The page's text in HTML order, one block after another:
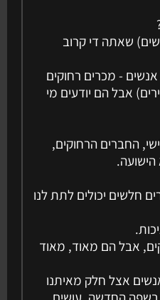
חברים שני (10 אנשים) שאתה די קרוב
- מכרים רחוקים
אבל הם יודעים מי
החברים הרחוקים,
חלשים יכולים לתת לנו
אבל הם מאוד, מאוד
אצל חלק מאיתנו